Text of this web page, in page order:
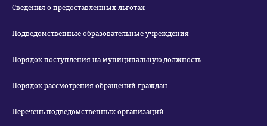
Сведения о предоставленных льготах
Подведомственные образовательные учреждения
Порядок поступления на муниципальную должность
Порядок рассмотрения обращений граждан
Перечень подведомственных организаций